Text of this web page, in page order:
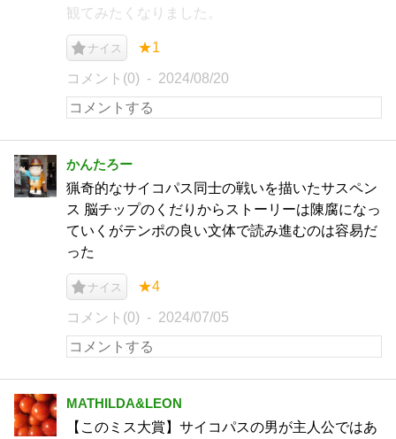
観てみたくなりました。
ナイス ★1
コメント(0) 2024/08/20
かんたろー
猟奇的なサイコパス同士の戦いを描いたサスペン
ス 脳チップのくだりからストーリーは陳腐になっ
ていくがテンポの良い文体で読み進むのは容易だ
った
ナイス ★4
コメント(0) 2024/07/05
MATHILDA&LEON
【このミス大賞】サイコパスの男が主人公ではあ